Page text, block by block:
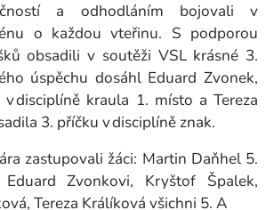
a odhodláním bojovali v
o každou vteřinu. S podporou
obsadili v soutěži VSL krásné 3.
úspěchu dosáhl Eduard Zvonek,
disciplíně kraula 1. místo a Tereza
3. příčku v disciplíně znak.
zastupovali žáci: Martin Daňhel 5.
Zvonkovi, Kryštof Špalek,
Tereza Králíková všichni 5. A